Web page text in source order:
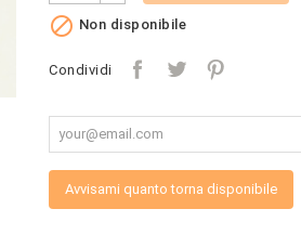
 Non disponibile
Condividi
Avvisami quanto torna disponibile